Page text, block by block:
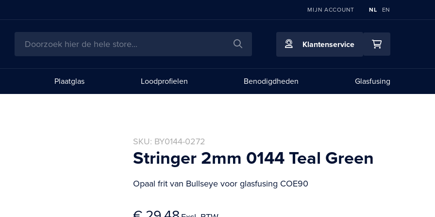
MIJN ACCOUNT TAAL
NL EN
Mijn
Zoeken
Klantenservice
Plaatglas Loodprofielen Benodigdheden Glasfusing
SKU BY0144-0272
Stringer 2mm 0144 Teal Green
Opaal frit van Bullseye voor glasfusing COE90